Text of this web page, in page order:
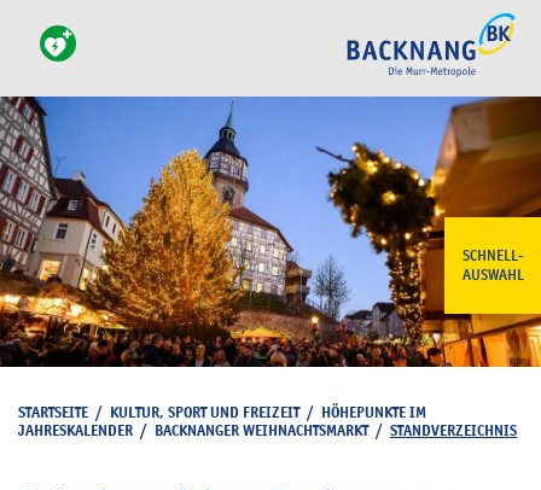
SCHNELL-
AUSWAHL
STARTSEITE / KULTUR, SPORT UND FREIZEIT/ HÖHEPUNKTE IM
JAHRESKALENDER / BACKNANGER WEIHNACHTSMARKT/ STANDVERZEICHNIS